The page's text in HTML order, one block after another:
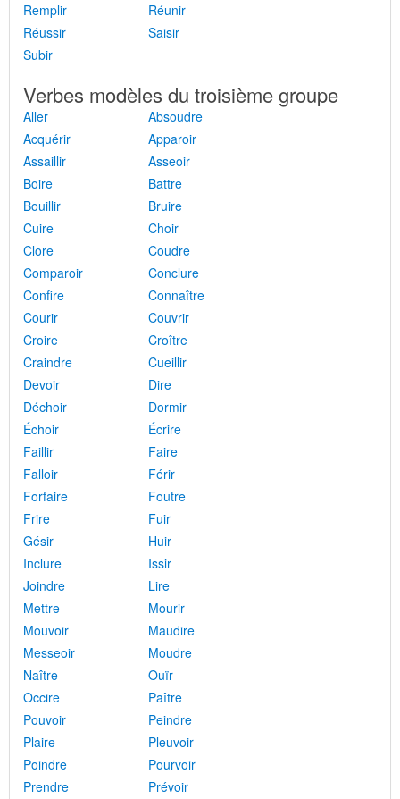
Remplir
Réunir
Réussir
Saisir
Subir
Verbes modèles du troisième groupe
Aller
Absoudre
Acquérir
Apparoir
Assaillir
Asseoir
Boire
Battre
Bouillir
Bruire
Cuire
Choir
Clore
Coudre
Comparoir
Conclure
Confire
Connaître
Courir
Couvrir
Croire
Croître
Craindre
Cueillir
Devoir
Dire
Déchoir
Dormir
Échoir
Écrire
Faillir
Faire
Falloir
Férir
Forfaire
Foutre
Frire
Fuir
Gésir
Huir
Inclure
Issir
Joindre
Lire
Mettre
Mourir
Mouvoir
Maudire
Messeoir
Moudre
Naître
Ouïr
Occire
Paître
Pouvoir
Peindre
Plaire
Pleuvoir
Poindre
Pourvoir
Prendre
Prévoir